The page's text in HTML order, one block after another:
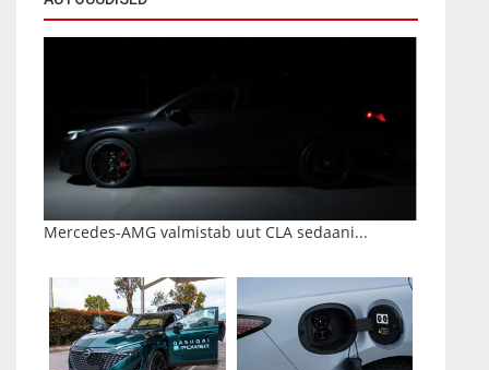
Mercedes-AMG valmistab uut CLA sedaani...